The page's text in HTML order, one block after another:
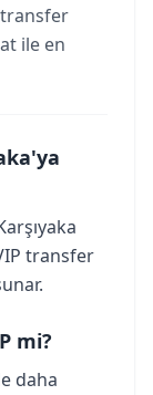
transfer
ile en
transfer
mi?
daha